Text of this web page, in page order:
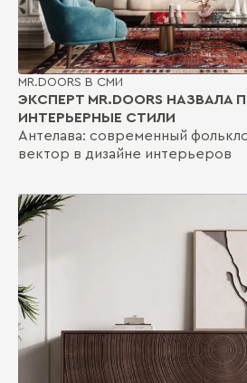
MR.DOORS В СМИ
ЭКСПЕРТ MR.DOORS НАЗВАЛА
ИНТЕРЬЕРНЫЕ СТИЛИ
Антелава: современный
вектор в дизайне интерьеров